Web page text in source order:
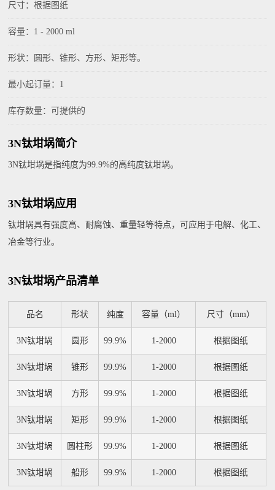
尺寸：根据图纸
容量：1 - 2000 ml
形状：圆形、锥形、方形、矩形等。
最小起订量：1
库存数量：可提供的
3N钛坩埚简介
3N钛坩埚是指纯度为99.9%的高纯度钛坩埚。
3N钛坩埚应用
钛坩埚具有强度高、耐腐蚀、重量轻等特点，可应用于电解、化工、
冶金等行业。
3N钛坩埚产品清单
品名 形状 纯度 容量（ml） 尺寸（mm）
3N钛坩埚 圆形 99.9% 1-2000 根据图纸
3N钛坩埚 锥形 99.9% 1-2000 根据图纸
3N钛坩埚 方形 99.9% 1-2000 根据图纸
3N钛坩埚 矩形 99.9% 1-2000 根据图纸
3N钛坩埚 圆柱形 99.9% 1-2000 根据图纸
3N钛坩埚 船形 99.9% 1-2000 根据图纸